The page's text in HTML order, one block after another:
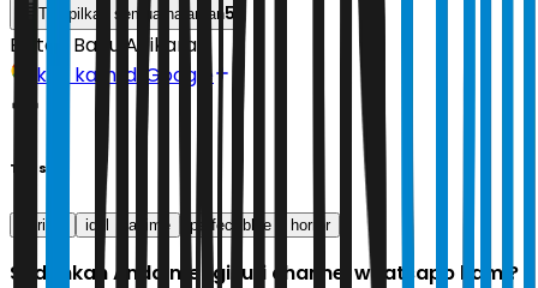
Tampilkan semua halaman5
Editor: Banu Adikara
Ikuti kami di Google
Tags
Thriller idol anime perfect blue horror
Sudahkah Anda mengikuti channel whatsapp kami?